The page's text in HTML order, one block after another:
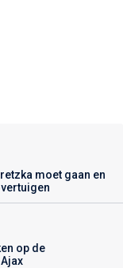
moet gaan en
op de